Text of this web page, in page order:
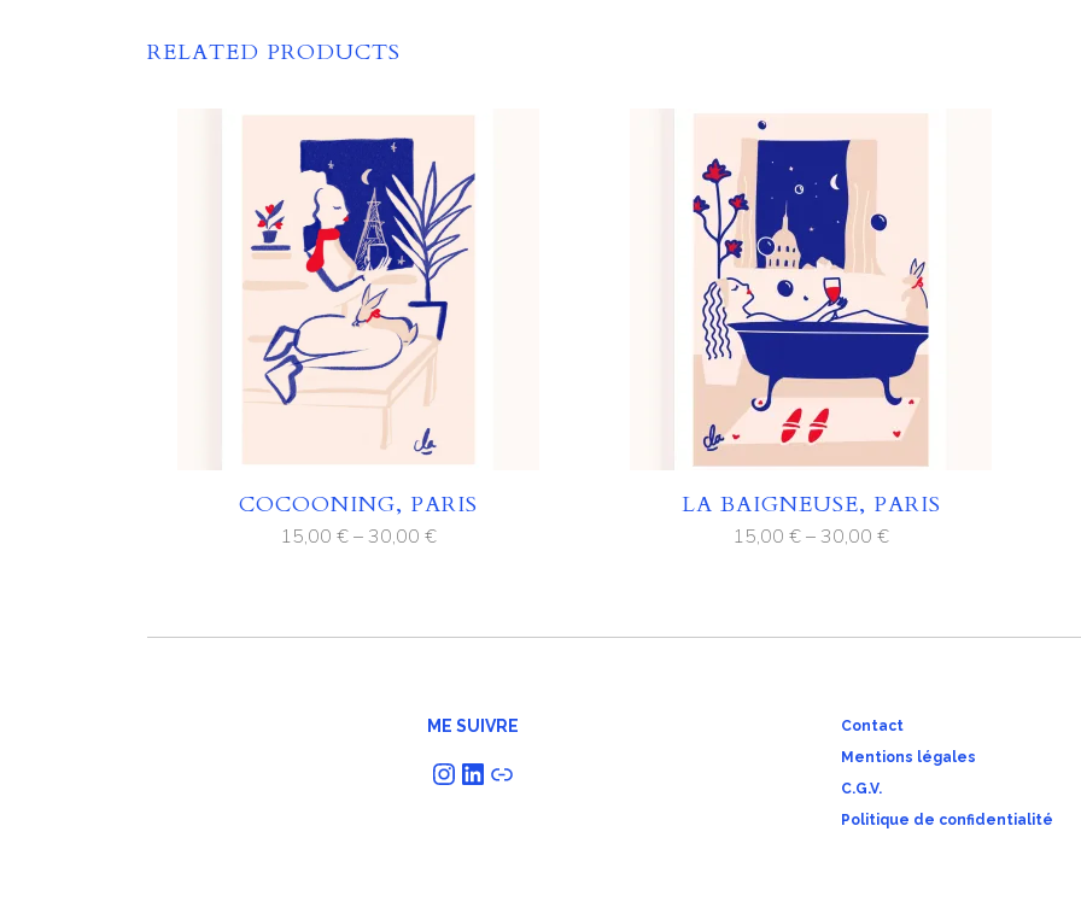
RELATED PRODUCTS
COCOONING, PARIS
15,00 €–30,00 €
LA BAIGNEUSE, PARIS
15,00 €–30,00 €
ME SUIVRE
Instagram LinkedIn Lien
Contact
Mentions légales
C.G.V.
Politique de confidentialité